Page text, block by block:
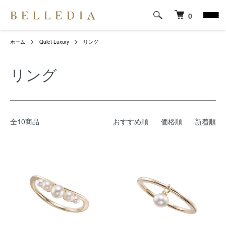
0
ホーム Quiet Luxury リング
リング
全10商品 おすすめ順 価格順 新着順